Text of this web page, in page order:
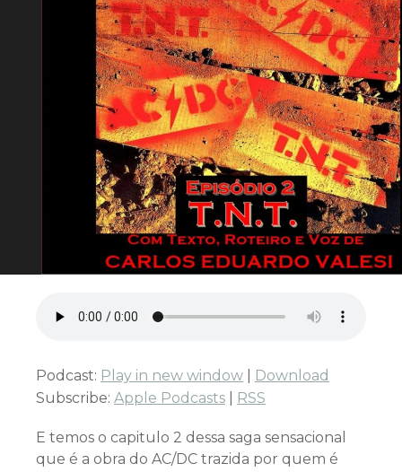
Podcast: Play in new window
Download
Subscribe: Apple Podcasts RSS
E temos o capitulo 2 dessa saga sensacional
que é a obra do AC/DC trazida por quem é